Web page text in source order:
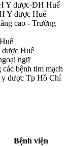
Y dược-ĐH Huế
Y dược Huế
cao - Trường
Huế
ngữ
bệnh tim mạch
dược Tp Hồ Chí
Bệnh viện